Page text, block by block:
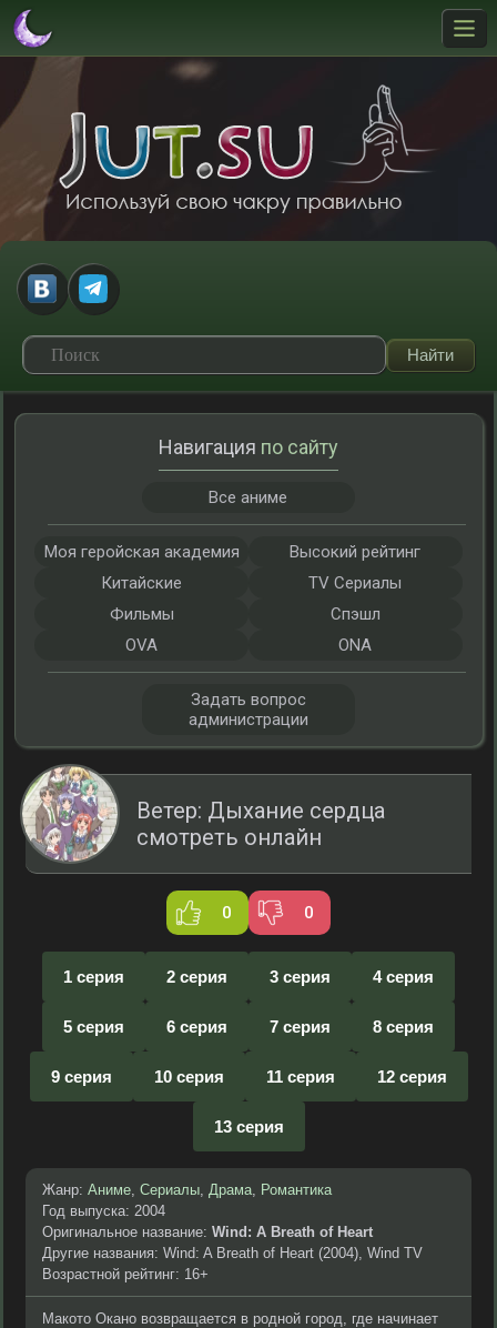
Ветер: Дыхание сердца
смотреть онлайн
0 0
1 серия 2 серия 3 серия 4 серия
5 серия 6 серия 7 серия 8 серия
9 серия 10 серия 11 серия 12 серия
13 серия
Жанр: Аниме, Сериалы, Драма, Романтика
Год выпуска: 2004
Оригинальное название: Wind: A Breath of Heart
Другие названия: Wind: A Breath of Heart (2004), Wind TV
Возрастной рейтинг: 16+
Макото Окано возвращается в родной город, где начинает
Навигация по сайту
Все аниме
Моя геройская академия
Высокий рейтинг
Китайские
TV Сериалы
Фильмы
Спэшл
OVA
ONA
Задать вопрос
администрации